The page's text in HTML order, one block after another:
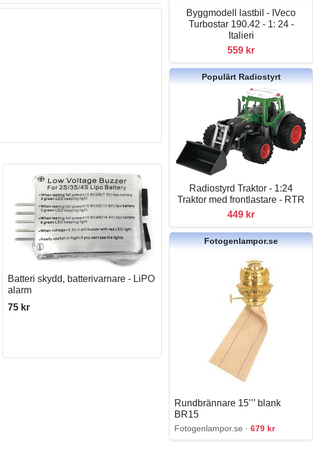
Batteri skydd, batterivarnare - LiPO
alarm
75 kr
Byggmodell lastbil - IVeco
Turbostar 190.42 - 1: 24 -
Italieri
559 kr
Populärt Radiostyrt
Radiostyrd Traktor - 1:24
Traktor med frontlastare - RTR
449 kr
Fotogenlampor.se
Rundbrännare 15’’’ blank
BR15
Fotogenlampor.se ·679 kr